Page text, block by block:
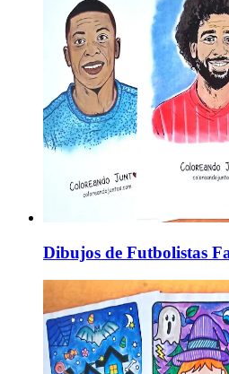
Dibujos de Futbolistas